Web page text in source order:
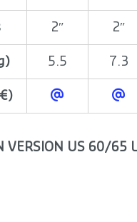
2″ 2″
5.5 7.3
VERSION US 60/65